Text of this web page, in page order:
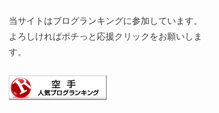
当サイトはブログランキングに参加しています。
よろしければポチっと応援クリックをお願いしま
す。